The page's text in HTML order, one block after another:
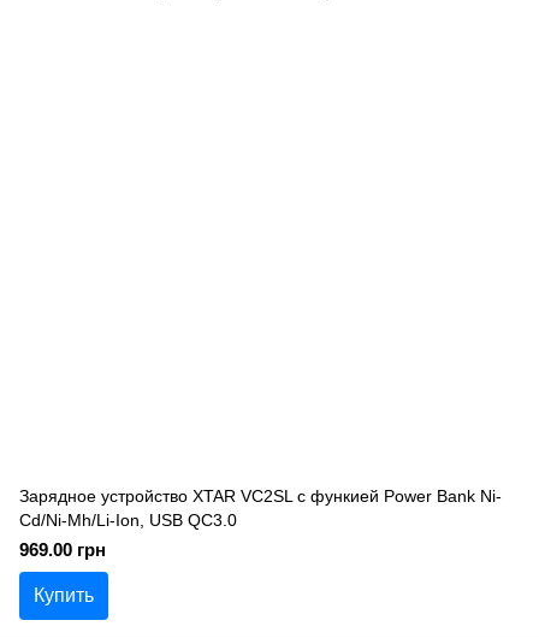
Зарядное устройство XTAR VC2SL c функией Power Bank Ni-
Cd/Ni-Mh/Li-Ion, USB QC3.0
969.00 грн
Купить